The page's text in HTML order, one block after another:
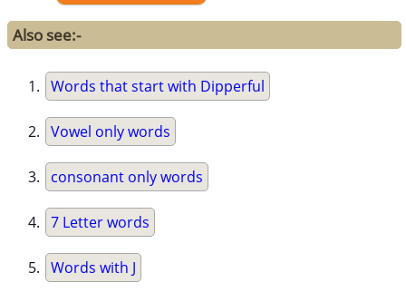
Also see:-
Words that start with Dipperful
Vowel only words
consonant only words
7 Letter words
Words with J